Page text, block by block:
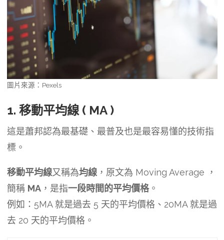
圖片來源：Pexels
1. 移動平均線 ( MA )
這是蕭邦認為最基礎、最普及也是最容易懂的技術指
標。
移動平均線又稱為均線，原文為 Moving Average ，
簡稱 MA，是指一段時間的平均價格。
例如：5MA 就是過去 5 天的平均價格、20MA 就是過
去 20 天的平均價格。